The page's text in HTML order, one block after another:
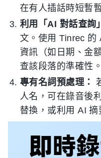
在有人插話時短暫
利用「AI 對話查詢
文。使用 Tinrec 的
資訊（如日期、金
查該段落的準確性。
專有名詞預處理：
人名，可在錄音後
替換，或利用 AI 摘